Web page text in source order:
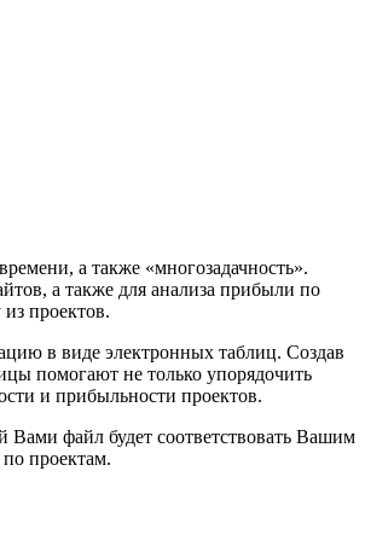
а также «многозадачность».
а также для анализа прибыли по
проектов.
в виде электронных таблиц. Создав
помогают не только упорядочить
и прибыльности проектов.
файл будет соответствовать Вашим
проектам.